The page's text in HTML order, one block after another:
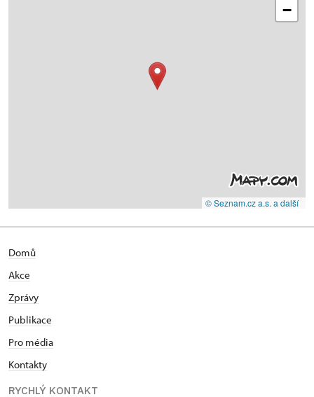
−
© Seznam.cz a.s. a další
Domů
Akce
Zprávy
Publikace
Pro média
Kontakty
RYCHLÝ KONTAKT